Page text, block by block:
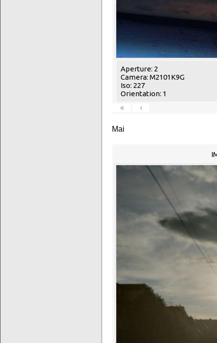
Aperture: 2
Camera: M2101K9G
Iso: 227
Orientation: 1
«
‹
Mai